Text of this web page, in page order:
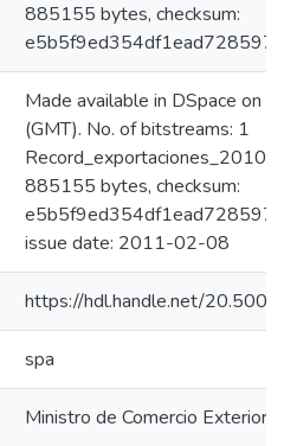
885155 bytes, checksum:
Made available in DSpace
(GMT). No. of bitstreams: 1
885155 bytes, checksum:
issue date: 2011-02-08
https://hdl.handle.net/
spa
Ministro de Comercio Exterior